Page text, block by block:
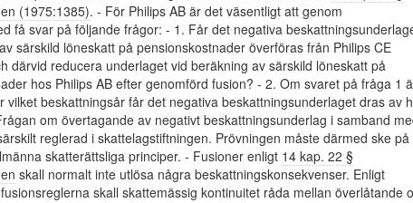
(1975:1385). - För Philips AB är det väsentligt att genom
få svar på följande frågor: - 1. Får det negativa
särskild löneskatt på pensionskostnader överföras från Philips CE
därvid reducera underlaget vid beräkning av särskild löneskatt på
hos Philips AB efter genomförd fusion? - 2. Om svaret på fråga 1
vilket beskattningsår får det negativa beskattningsunderlaget dras av
om övertagande av negativt beskattningsunderlag i samband
reglerad i skattelagstiftningen. Prövningen måste därmed ske på
skatterättsliga principer. - Fusioner enligt 14 kap. 22 §
skall normalt inte utlösa några beskattningskonsekvenser. Enligt
skall skattemässig kontinuitet råda mellan överlåtande